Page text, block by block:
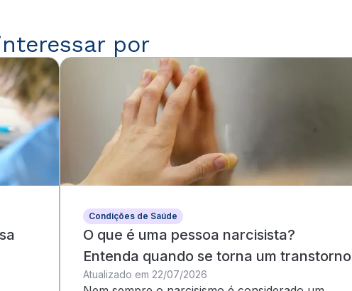
por
Condições de Saúde
O que é uma pessoa narcisista?
Entenda quando se torna um transtorno
Atualizado em 22/07/2026